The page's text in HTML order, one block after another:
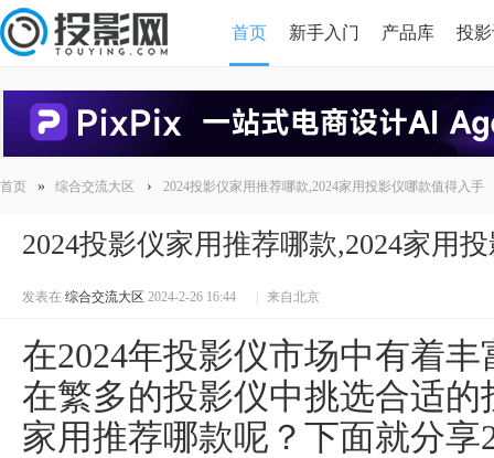
首页 新手入门 产品库 投
HDMI版本对比
首页 » 综合交流大区 › 2024投影仪家用推荐哪款,2024家用投影仪哪款值得入手
2024投影仪家用推荐哪款,2024家用
发表在 综合交流大区 2024-2-26 16:44 来自北京
在2024年投影仪市场中有着
在繁多的投影仪中挑选合适的
家用推荐哪款呢？下面就分